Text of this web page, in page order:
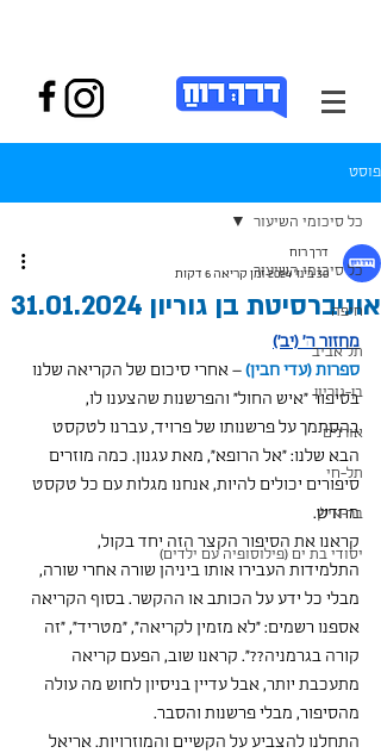
פוסט
כל סיכומי השיעור
חיפה
תל אביב
בן-גוריון
אורנים
תל-חי
בר-אילן
יסודי בת ים (פילוסופיה עם ילדים)
כל סיכומי השיעור
אוניברסיטת בן גוריון 31.01.2024
דרך רוח
30 בינו׳ 2024
זמן קריאה 6 דקות
מחזור ה' (יב')
ספרות (עדי חבין)– אחרי סיכום של הקריאה שלנו
בסיפור "איש החול" והפרשנות שהצענו לו,
בהסתמך על פרשנותו של פרויד, עברנו לטקסט
הבא שלנו: "אל הרופא", מאת עגנון. כמה מוזרים
סיפורים יכולים להיות, אנחנו מגלות עם כל טקסט
מחדש.
קראנו את הסיפור הקצר הזה יחד בקול,
התלמידות העבירו אותו ביניהן שורה אחרי שורה,
מבלי כל ידע על הכותב או ההקשר. בסוף הקריאה
אספנו רשמים: "לא מזמין לקריאה", "מטריד", "זה
קורה בגרמניה??". קראנו שוב, הפעם קריאה
מתעכבת יותר, אבל עדיין בניסיון לחוש מה עולה
מהסיפור, מבלי פרשנות והסבר.
התחלנו להצביע על הקשיים והמוזרויות. אריאל